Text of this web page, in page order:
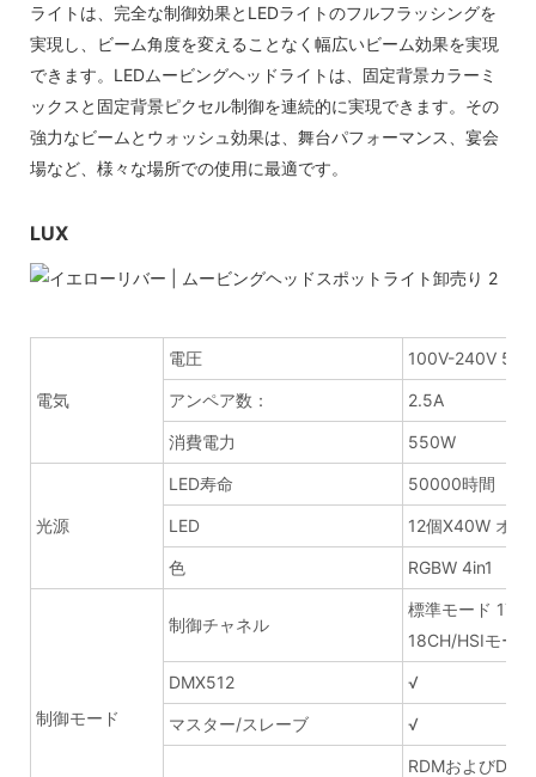
ライトは、完全な制御効果とLEDライトのフルフラッシングを
実現し、ビーム角度を変えることなく幅広いビーム効果を実現
できます。LEDムービングヘッドライトは、固定背景カラーミ
ックスと固定背景ピクセル制御を連続的に実現できます。その
強力なビームとウォッシュ効果は、舞台パフォーマンス、宴会
場など、様々な場所での使用に最適です。
LUX
電気
電圧 100V-240V 50-
アンペア数： 2.5A
消費電力 550W
光源
LED寿命 50000時間
LED 12個X40W オス
色 RGBW 4in1
制御モード
制御チャネル
標準モード
18CH/HSIモー
DMX512 √
マスター/スレーブ √
RDMおよび